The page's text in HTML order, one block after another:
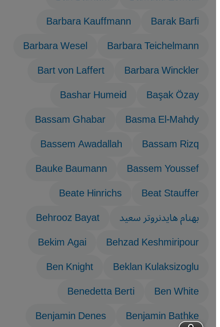
Barak Barfi
Barbara Kauffmann
Barbara Teichelmann
Barbara Wesel
Barbara Winckler
Bart von Laffert
Başak Özay
Bashar Humeid
Basma El-Mahdy
Bassam Ghabar
Bassam Rizq
Bassem Awadallah
Bassem Youssef
Bauke Baumann
Beat Stauffer
Beate Hinrichs
بهنام هايدنروتر سعيد
Behrooz Bayat
Behzad Keshmiripour
Bekim Agai
Beklan Kulaksizoglu
Ben Knight
Ben White
Benedetta Berti
Benjamin Bathke
Benjamin Denes